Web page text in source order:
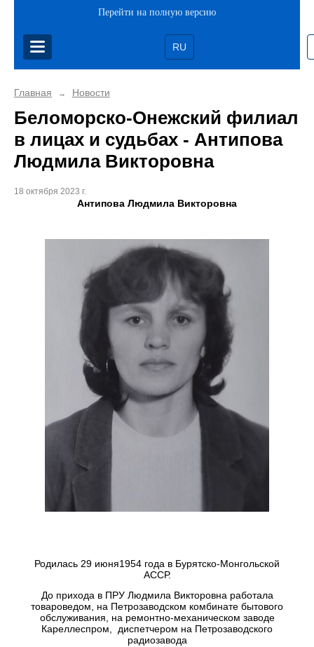
Перейти на полную версию
RU
Главная → Новости
Беломорско-Онежский филиал
в лицах и судьбах - Антипова
Людмила Викторовна
18 октября 2023 г.
Антипова Людмила Викторовна
Родилась 29 июня1954 года в Бурятско-Монгольской
АССР.
До прихода в ПРУ Людмила Викторовна работала
товароведом, на Петрозаводском комбинате бытового
обслуживания, на ремонтно-механическом заводе
Кареллеспром, диспетчером на Петрозаводского
радиозавода